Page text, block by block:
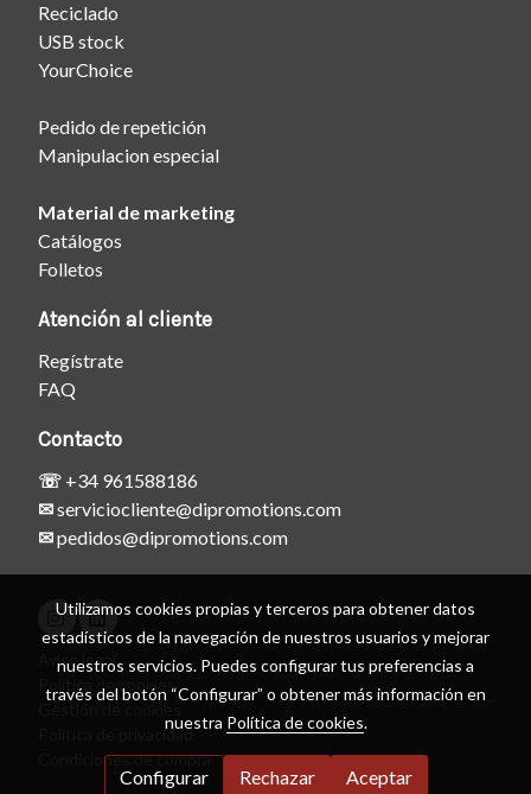
Reciclado
USB stock
YourChoice
Pedido de repetición
Manipulacion especial
Material de marketing
Catálogos
Folletos
Atención al cliente
Regístrate
FAQ
Contacto
☏ +34 961588186
✉serviciocliente@dipromotions.com
✉pedidos@dipromotions.com
Aviso legal
Política de cookies
Política de privacidad
Condiciones de compra
Utilizamos cookies propias y terceros para obtener datos
estadísticos de la navegación de nuestros usuarios y mejorar
nuestros servicios. Puedes configurar tus preferencias a
través del botón “Configurar” o obtener más información en
nuestra Política de cookies.
Configurar Rechazar Aceptar